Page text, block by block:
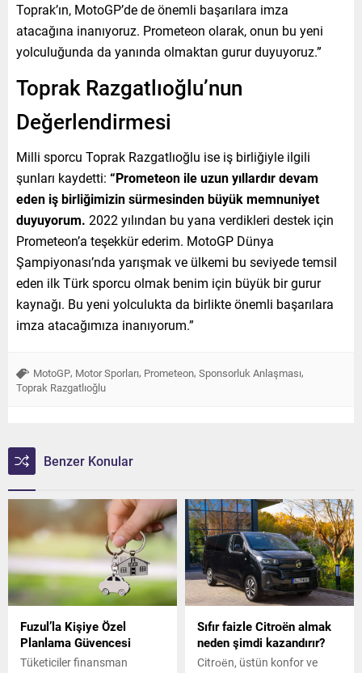
Toprak’ın, MotoGP’de de önemli başarılara imza
atacağına inanıyoruz. Prometeon olarak, onun bu yeni
yolculuğunda da yanında olmaktan gurur duyuyoruz.”
Toprak Razgatlıoğlu’nun
Değerlendirmesi
Milli sporcu Toprak Razgatlıoğlu ise iş birliğiyle ilgili
şunları kaydetti: “Prometeon ile uzun yıllardır devam
eden iş birliğimizin sürmesinden büyük memnuniyet
duyuyorum. 2022 yılından bu yana verdikleri destek için
Prometeon’a teşekkür ederim. MotoGP Dünya
Şampiyonası’nda yarışmak ve ülkemi bu seviyede temsil
eden ilk Türk sporcu olmak benim için büyük bir gurur
kaynağı. Bu yeni yolculukta da birlikte önemli başarılara
imza atacağımıza inanıyorum.”
MotoGP, Motor Sporları, Prometeon, Sponsorluk Anlaşması,
Toprak Razgatlıoğlu
Benzer Konular
Fuzul’la Kişiye Özel
Planlama Güvencesi
Tüketiciler finansman
Sıfır faizle Citroën almak
neden şimdi kazandırır?
Citroën, üstün konfor ve